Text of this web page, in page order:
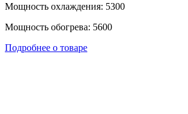
Мощность охлаждения: 5300
Мощность обогрева: 5600
Подробнее о товаре